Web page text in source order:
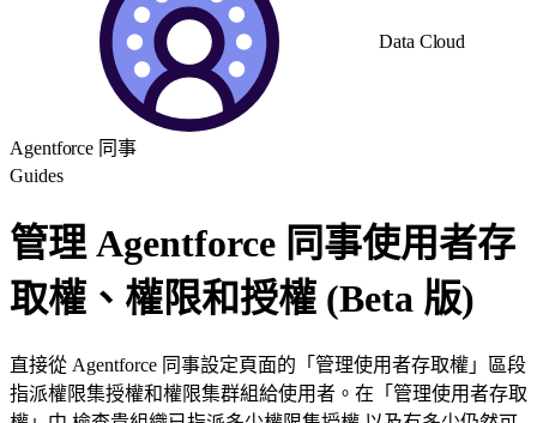
Data Cloud
Agentforce 同事
Guides
管理 Agentforce 同事使用者存
取權、權限和授權 (Beta 版)
直接從 Agentforce 同事設定頁面的「管理使用者存取權」區段
指派權限集授權和權限集群組給使用者。在「管理使用者存取